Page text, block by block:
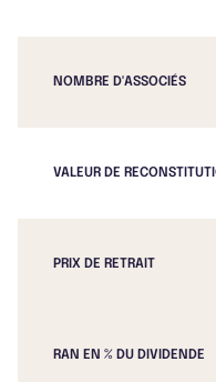
NOMBRE D'ASSOCIÉS
VALEUR DE
PRIX DE RETRAIT
RAN EN % DU DIVIDENDE